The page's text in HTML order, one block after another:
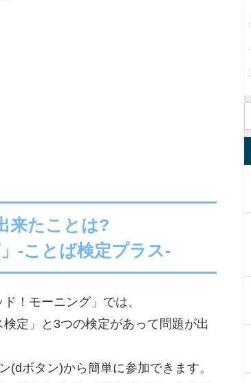
来たことは?
-ことば検定プラス-
！モーニング」では、
定」と3つの検定があって問題が出
(dボタン)から簡単に参加できます。